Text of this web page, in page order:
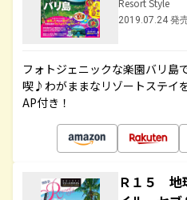
Resort Style
2019.07.24 発
フォトジェニックな楽園バリ島
喫♪わがままなリゾートステイ
AP付き！
Ｒ１５ 地